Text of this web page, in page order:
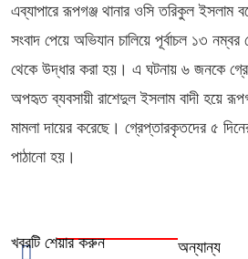
এব্যাপারে রূপগঞ্জ থানার ওসি তরিকুল ইসলাম
সংবাদ পেয়ে অভিযান চালিয়ে পূর্বাচল ১৩ নম্বর
থেকে উদ্ধার করা হয়। এ ঘটনায় ৬ জনকে
অপহৃত ব্যবসায়ী রাশেদুল ইসলাম বাদী হয়ে
মামলা দায়ের করেছে। গ্রেপ্তারকৃতদের ৫
পাঠানো হয়।
খবরটি শেয়ার করুন
অন্যান্য